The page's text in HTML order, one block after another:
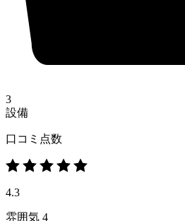
3
設備
口コミ点数
4.3
雰囲気 4